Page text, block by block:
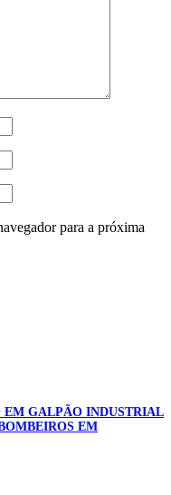
para a próxima
EM GALPÃO INDUSTRIAL
EM